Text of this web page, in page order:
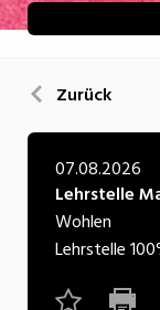
Kultur
Natur
Verkehr/
Zurück
07.08.2026
Lehrstelle
Wohlen
Lehrstelle